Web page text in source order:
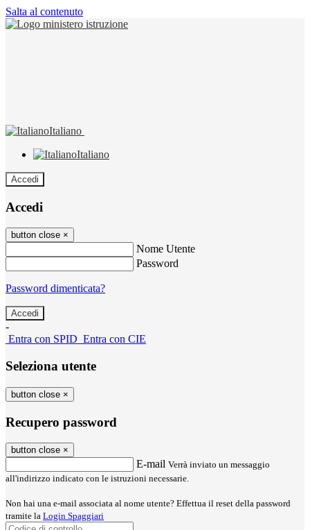
Salta al contenuto
Italiano
Italiano
Accedi
Accedi
button close ×
Nome Utente
Password
Password dimenticata?
-
Entra con SPID Entra con CIE
Seleziona utente
button close ×
Recupero password
button close ×
E-mail Verrà inviato un messaggio
all'indirizzo indicato con le istruzioni necessarie.
Non hai una e-mail associata al nome utente? Effettua il reset della password
tramite la Login Spaggiari